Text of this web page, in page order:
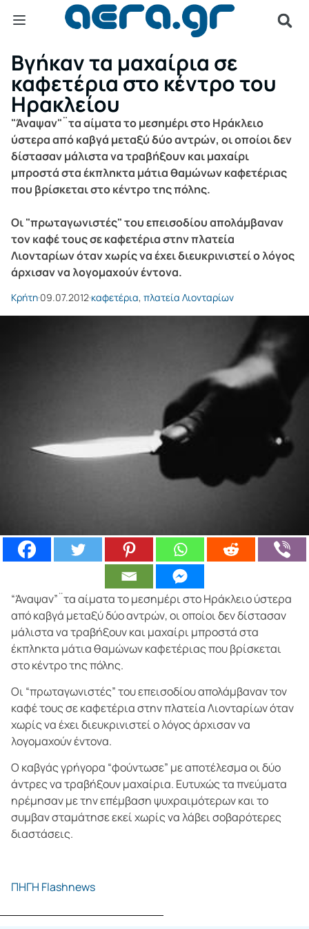
Βγήκαν τα μαχαίρια σε
καφετέρια στο κέντρο του
Ηρακλείου
"Άναψαν"¨τα αίματα το μεσημέρι στο Ηράκλειο
ύστερα από καβγά μεταξύ δύο αντρών, οι οποίοι δεν
δίστασαν μάλιστα να τραβήξουν και μαχαίρι
μπροστά στα έκπληκτα μάτια θαμώνων καφετέριας
που βρίσκεται στο κέντρο της πόλης.
Οι "πρωταγωνιστές" του επεισοδίου απολάμβαναν
τον καφέ τους σε καφετέρια στην πλατεία
Λιονταρίων όταν χωρίς να έχει διευκρινιστεί ο λόγος
άρχισαν να λογομαχούν έντονα.
Κρήτη 09.07.2012 καφετέρια, πλατεία Λιονταρίων
“Άναψαν”¨τα αίματα το μεσημέρι στο Ηράκλειο ύστερα
από καβγά μεταξύ δύο αντρών, οι οποίοι δεν δίστασαν
μάλιστα να τραβήξουν και μαχαίρι μπροστά στα
έκπληκτα μάτια θαμώνων καφετέριας που βρίσκεται
στο κέντρο της πόλης.
Οι “πρωταγωνιστές” του επεισοδίου απολάμβαναν τον
καφέ τους σε καφετέρια στην πλατεία Λιονταρίων όταν
χωρίς να έχει διευκρινιστεί ο λόγος άρχισαν να
λογομαχούν έντονα.
Ο καβγάς γρήγορα “φούντωσε” με αποτέλεσμα οι δύο
άντρες να τραβήξουν μαχαίρια. Ευτυχώς τα πνεύματα
ηρέμησαν με την επέμβαση ψυχραιμότερων και το
συμβαν σταμάτησε εκεί χωρίς να λάβει σοβαρότερες
διαστάσεις.
ΠΗΓΗ Flashnews